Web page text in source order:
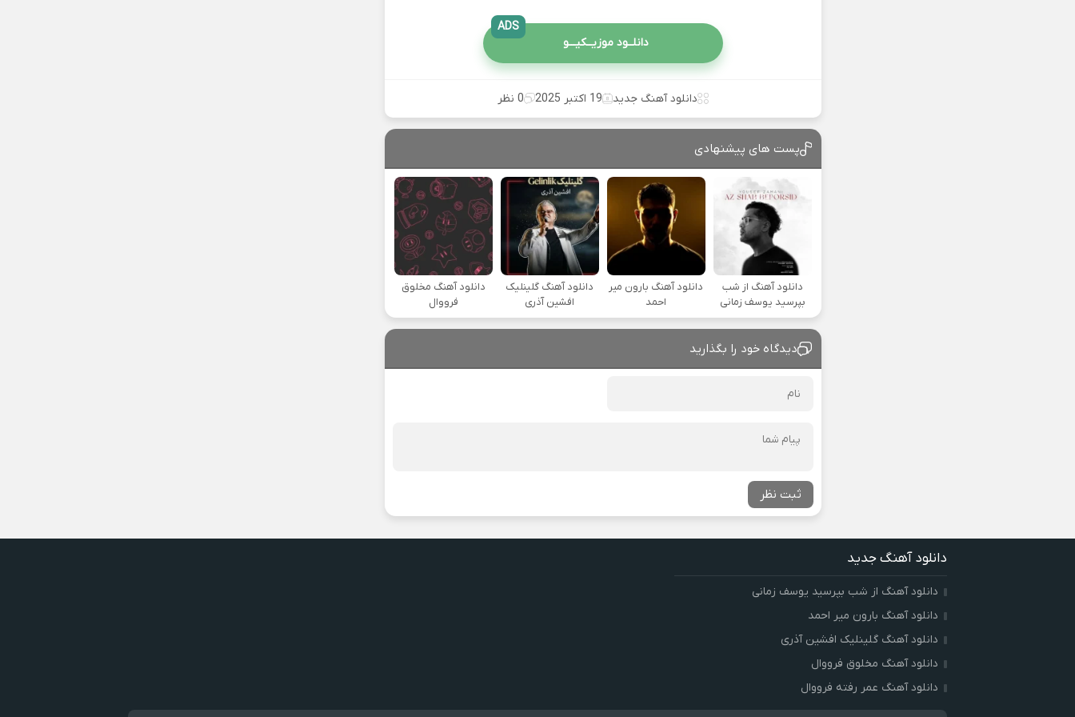
دانلــود موزیــکیـــو
ADS
دانلود آهنگ جدید 19 اکتبر 2025 0 نظر
پست های پیشنهادی
دانلود آهنگ از شب
بپرسید یوسف زمانی
دانلود آهنگ بارون میر
احمد
دانلود آهنگ گلینلیک
افشین آذری
دانلود آهنگ مخلوق
فرووال
دیدگاه خود را بگذارید
ثبت نظر
دانلود آهنگ جدید
دانلود آهنگ از شب بپرسید یوسف زمانی
دانلود آهنگ بارون میر احمد
دانلود آهنگ گلینلیک افشین آذری
دانلود آهنگ مخلوق فرووال
دانلود آهنگ عمر رفته فرووال